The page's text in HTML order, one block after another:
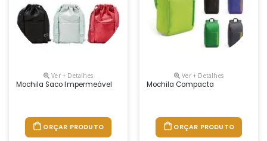
Ver + Detalhes
Mochila Saco Impermeável
ORÇAR PRODUTO
Ver + Detalhes
Mochila Compacta
ORÇAR PRODUTO